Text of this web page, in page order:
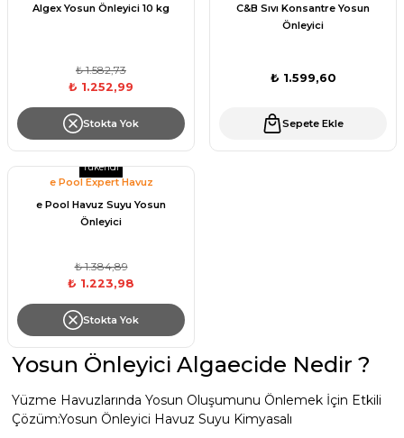
Sıvı Ph- Düşürücü
Selenoid
Alkalinite Düşürücü
Ayak Dezenfektanı
e Pool Expert
Havuz Filtre
Havuz Elektrik
Bahçe Süs Havuzu
Endüstriyel Blower
Algex Yosun Önleyici 10 kg
₺ 1.582,73
₺ 1.252,99
Stokta Yok
C&B Sıvı Konsantre Yosun
Önleyici
₺ 1.599,60
Sepete Ekle
Tükendi
e Pool Expert Havuz
Kimyasalları
e Pool Havuz Suyu Yosun
Önleyici
₺ 1.384,89
₺ 1.223,98
Stokta Yok
Yosun Önleyici Algaecide Nedir ?
Yüzme Havuzlarında Yosun Oluşumunu Önlemek İçin Etkili
Çözüm:Yosun Önleyici Havuz Suyu Kimyasalı